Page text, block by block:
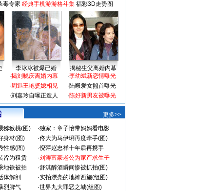
毒专家 经典手机游游格斗集 福彩3D走势图
李冰冰被爆已婚
揭秘生父离婚内幕
·揭刘晓庆离婚内幕
·周迅王艳婆媳相见
·刘嘉玲自曝正造人
·李幼斌新恋情曝光
·陆毅爱女照首曝光
·陈好新男友被曝光
更多>>
猕猴桃(图) ·独家：章子怡带妈妈看电影
身材(图) ·佟大为马伊琍再度牵手(图)
性感(图) ·倪萍赵忠祥十年后再携手
皆为租赁 ·刘涛富豪老公为家产求生子
地铁被拍 ·舒淇醉酒瞬间惨被抓拍(图)
体解剖 ·实拍漂亮的地摊西施(组图)
烈脾气 ·世界九大罪恶之城(组图)